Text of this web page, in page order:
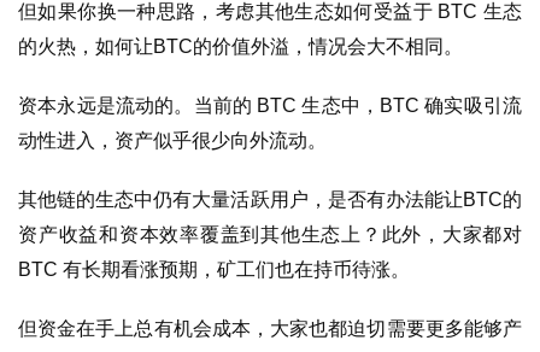
但如果你换一种思路，考虑其他生态如何受益于 BTC 生态
的火热，如何让BTC的价值外溢，情况会大不相同。
资本永远是流动的。当前的 BTC 生态中，BTC 确实吸引流
动性进入，资产似乎很少向外流动。
其他链的生态中仍有大量活跃用户，是否有办法能让BTC的
资产收益和资本效率覆盖到其他生态上？此外，大家都对
BTC 有长期看涨预期，矿工们也在持币待涨。
但资金在手上总有机会成本，大家也都迫切需要更多能够产